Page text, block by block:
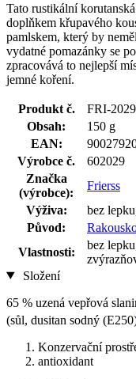
Tato rustikální
doplňkem křupavého
pamlskem, který by
vydatné pomazánky se
zpracovává to nejlepší
jemné koření.
Produkt č.
FRI-2029
Obsah:
150 g
EAN:
Výrobce č.
602029
Značka
(výrobce):
Frierss
Výživa:
bez
Původ:
Vlastnosti:
bez
Složení
65 % uzená vepřová
(sůl, dusitan sodný
Konzervační
antioxidant